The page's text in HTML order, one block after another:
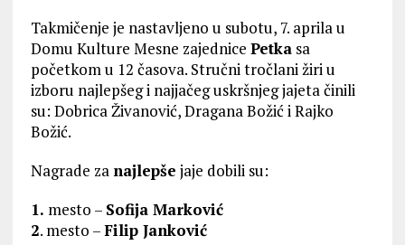
Takmičenje je nastavljeno u subotu, 7. aprila u
Domu Kulture Mesne zajednice Petkasa
početkom u 12 časova. Stručni tročlani žiri u
izboru najlepšeg i najjačeg uskršnjeg jajeta činili
su: Dobrica Živanović, Dragana Božić i Rajko
Božić.
Nagrade za najlepše jaje dobili su:
1. mesto – Sofija Marković
2. mesto –Filip Janković